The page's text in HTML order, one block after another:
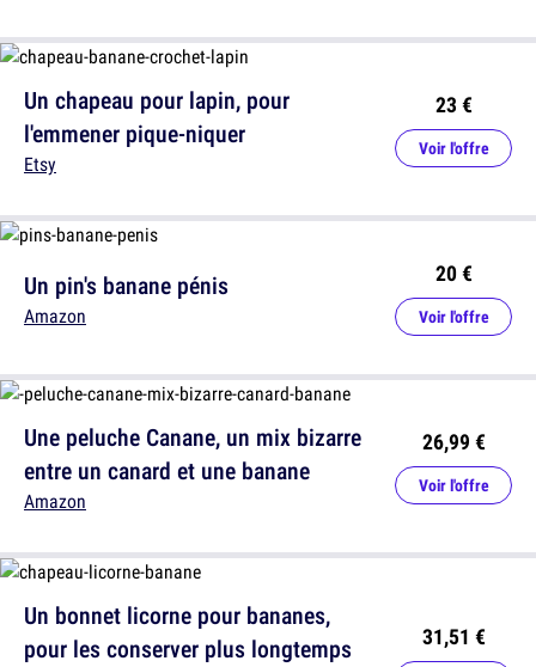
Un chapeau pour lapin, pour
l'emmener pique-niquer
Etsy
23 €
Voir l'offre
Un bonnet licorne pour bananes,
pour les conserver plus longtemps
31,51 €
Un pin's banane pénis
Amazon
20 €
Voir l'offre
Une peluche Canane, un mix bizarre
entre un canard et une banane
Amazon
26,99 €
Voir l'offre